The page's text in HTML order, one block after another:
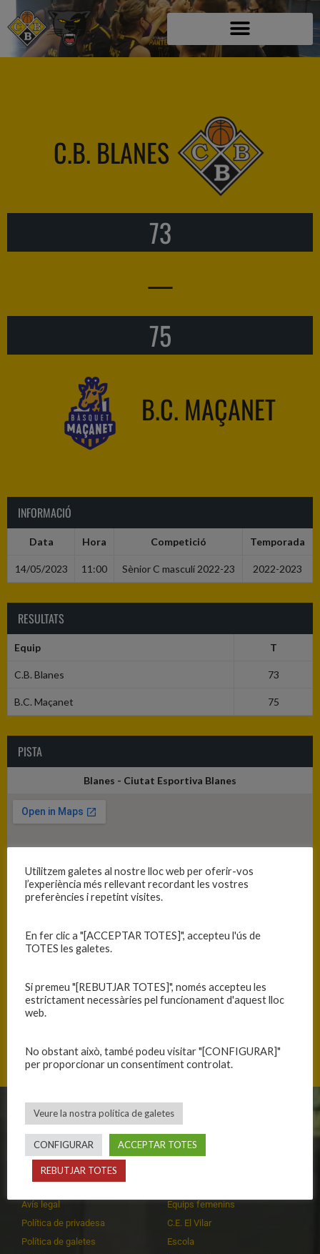
C.B. BLANES
73
—
75
B.C. MAÇANET
INFORMACIÓ
Data Hora Competició Temporada
14/05/2023 11:00 Sènior C masculí 2022-23 2022-2023
RESULTATS
Equip T
C.B. Blanes 73
B.C. Maçanet 75
PISTA
Blanes - Ciutat Esportiva Blanes
CLUB
Història
Organització
Avís legal
Política de privadesa
Política de galetes
EQUIPS
Primer equip masculí
Equips femenins
C.E. El Vilar
Escola
Utilitzem galetes al nostre lloc web per oferir-vos
l’experiència més rellevant recordant les vostres
preferències i repetint visites.
En fer clic a "[ACCEPTAR TOTES]", accepteu l'ús de
TOTES les galetes.
Si premeu "[REBUTJAR TOTES]", només accepteu les
estrictament necessàries pel funcionament d'aquest lloc
web.
No obstant això, també podeu visitar "[CONFIGURAR]"
per proporcionar un consentiment controlat.
Veure la nostra política de galetes
CONFIGURAR ACCEPTAR TOTES
REBUTJAR TOTES